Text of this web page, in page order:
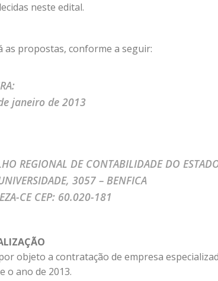
neste edital.
as propostas, conforme a seguir:
janeiro de 2013
REGIONAL DE CONTABILIDADE DO
3057 – BENFICA
CE CEP: 60.020-181
objeto a contratação de empresa
o ano de 2013.